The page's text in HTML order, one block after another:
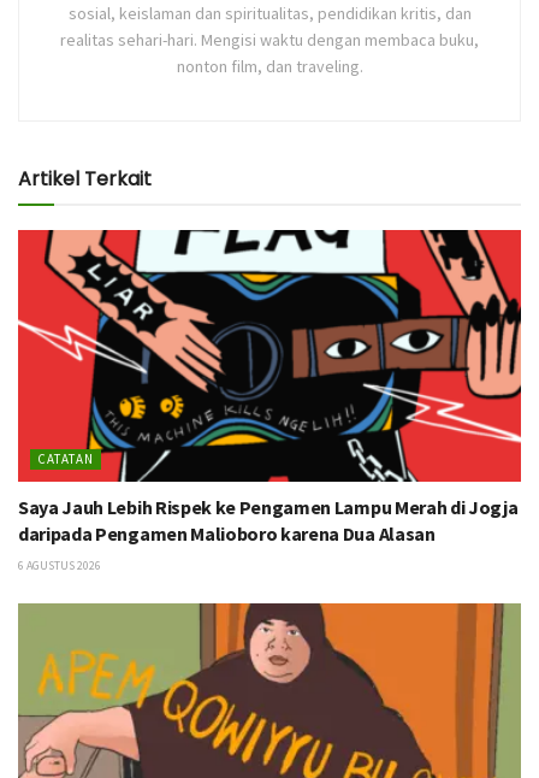
sosial, keislaman dan spiritualitas, pendidikan kritis, dan
realitas sehari-hari. Mengisi waktu dengan membaca buku,
nonton film, dan traveling.
Artikel Terkait
CATATAN
Saya Jauh Lebih Rispek ke Pengamen Lampu Merah di Jogja
daripada Pengamen Malioboro karena Dua Alasan
6 AGUSTUS 2026